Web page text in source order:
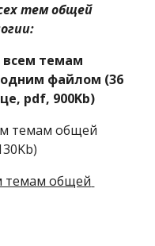
тем общей
всем темам
файлом (36
pdf, 900Kb)
темам общей
темам общей